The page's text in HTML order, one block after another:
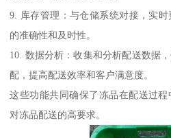
9. 库存管理：与仓储系统对接，实
的准确性和及时性。
10. 数据分析：收集和分析配送数据
配，提高配送效率和客户满意度。
这些功能共同确保了冻品在配送过
对冻品配送的高要求。